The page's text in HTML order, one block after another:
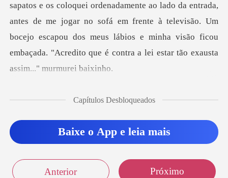
Histórico
Sair
Baixar App
da entrada,
antes de me jogar no sofá em frente à televisão. Um
bocejo escapou dos meus lábios e mi
Capítulos Desbloqueados
Baixe o App e leia mais
Anterior Próximo